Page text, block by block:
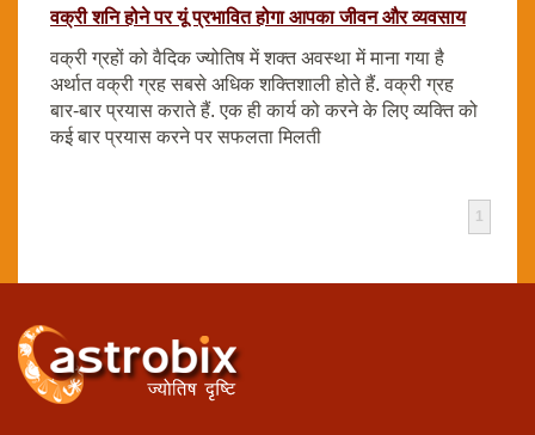
वक्री शनि होने पर यूं प्रभावित होगा आपका जीवन और व्यवसाय
वक्री ग्रहों को वैदिक ज्योतिष में शक्त अवस्था में माना गया है
अर्थात वक्री ग्रह सबसे अधिक शक्तिशाली होते हैं. वक्री ग्रह
बार-बार प्रयास कराते हैं. एक ही कार्य को करने के लिए व्यक्ति को
कई बार प्रयास करने पर सफलता मिलती
1